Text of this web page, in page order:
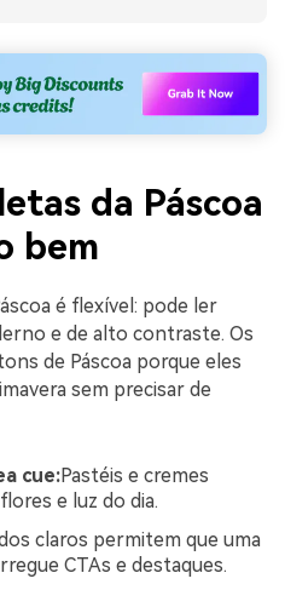
da Páscoa
bem
é flexível: pode ler
e de alto contraste. Os
de Páscoa porque eles
sem precisar de
cue:Pastéis e cremes
e luz do dia.
claros permitem que uma
CTAs e destaques.